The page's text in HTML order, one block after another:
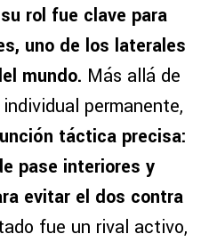
rol fue clave para
uno de los laterales
mundo. Más allá de
permanente,
táctica precisa:
pase interiores y
evitar el dos contra
fue un rival activo,